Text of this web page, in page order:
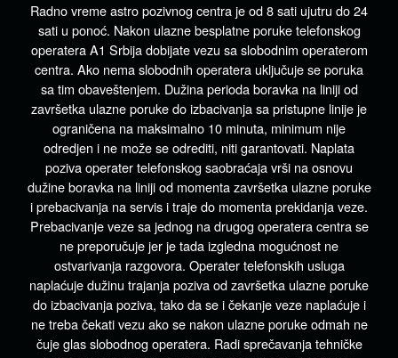
Radno vreme astro pozivnog centra je od 8 sati ujutru do 24
sati u ponoć. Nakon ulazne besplatne poruke telefonskog
operatera A1 Srbija dobijate vezu sa slobodnim operaterom
centra. Ako nema slobodnih operatera uključuje se poruka
sa tim obaveštenjem. Dužina perioda boravka na liniji od
završetka ulazne poruke do izbacivanja sa pristupne linije je
ograničena na maksimalno 10 minuta, minimum nije
odredjen i ne može se odrediti, niti garantovati. Naplata
poziva operater telefonskog saobraćaja vrši na osnovu
dužine boravka na liniji od momenta završetka ulazne poruke
i prebacivanja na servis i traje do momenta prekidanja veze.
Prebacivanje veze sa jednog na drugog operatera centra se
ne preporučuje jer je tada izgledna mogućnost ne
ostvarivanja razgovora. Operater telefonskih usluga
naplaćuje dužinu trajanja poziva od završetka ulazne poruke
do izbacivanja poziva, tako da se i čekanje veze naplaćuje i
ne treba čekati vezu ako se nakon ulazne poruke odmah ne
čuje glas slobodnog operatera. Radi sprečavanja tehničke